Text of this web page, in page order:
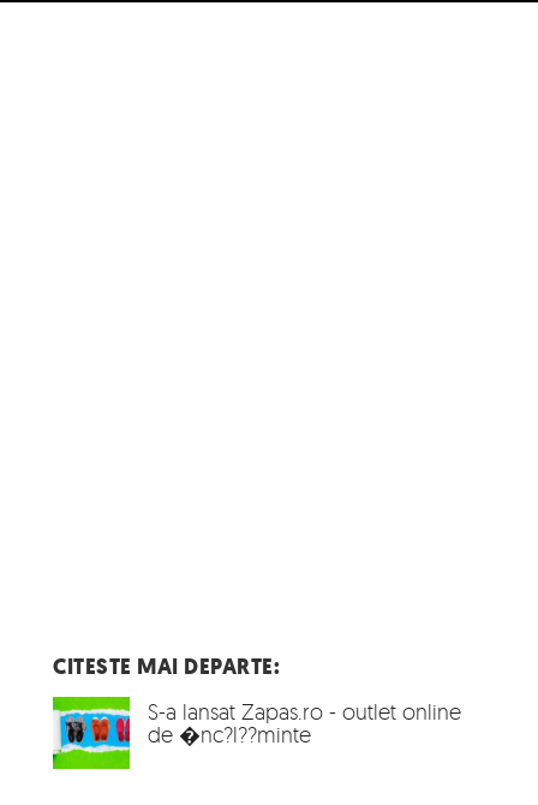
CITESTE MAI DEPARTE:
S-a lansat Zapas.ro - outlet online
de �nc?l??minte